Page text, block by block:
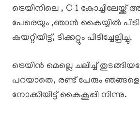
ട്രെയിനിലെ , C 1
പേരെയും ,ഞാൻ കൈയ്യിൽ
കയറ്റിയിട്ട്, ടിക്കറ്റും പിടിച്ചേല്പിച്ചു.
ട്രെയിൻ മെല്ലെ ചലിച്ച്
പറയാതെ, രണ്ട് പേരും
നോക്കിയിട്ട് കൈകൂപ്പി നിന്നു.